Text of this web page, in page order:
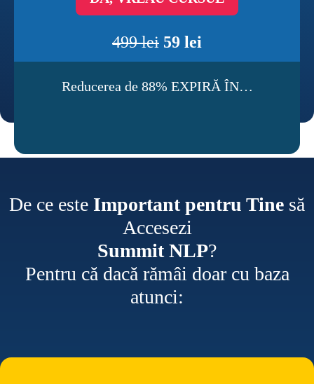
499 lei 59 lei
Reducerea de 88% EXPIRĂ ÎN…
De ce este Important pentru Tine să
Accesezi
Summit NLP?
Pentru că dacă rămâi doar cu baza
atunci: